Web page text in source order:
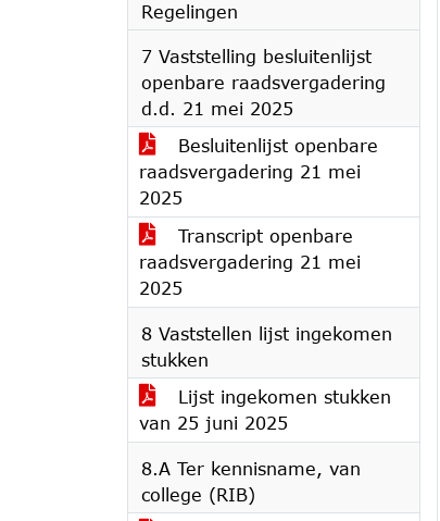
Regelingen
7 Vaststelling besluitenlijst
openbare raadsvergadering
d.d. 21 mei 2025
Besluitenlijst openbare
raadsvergadering 21 mei
2025
Transcript openbare
raadsvergadering 21 mei
2025
8 Vaststellen lijst ingekomen
stukken
Lijst ingekomen stukken
van 25 juni 2025
8.A Ter kennisname, van
college (RIB)